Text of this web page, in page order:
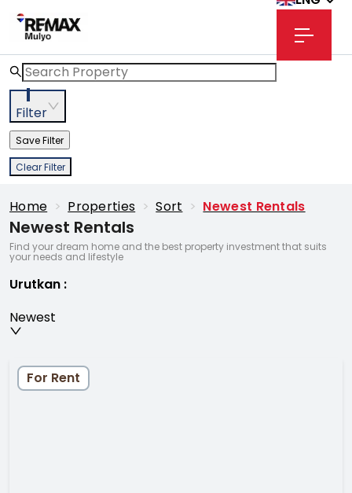
Filter
Save Filter
Clear Filter
Home > Properties > Sort > Newest Rentals
Newest Rentals
Find your dream home and the best property investment that suits
your needs and lifestyle
Urutkan :
Newest
For Rent